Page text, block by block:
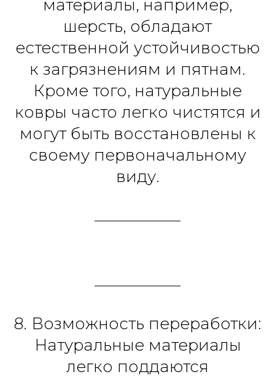
материалы, например,
шерсть, обладают
естественной устойчивостью
к загрязнениям и пятнам.
Кроме того, натуральные
ковры часто легко чистятся и
могут быть восстановлены к
своему первоначальному
виду.
8. Возможность переработки:
Натуральные материалы
легко поддаются